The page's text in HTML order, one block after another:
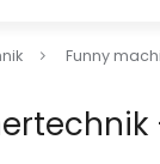
Funny